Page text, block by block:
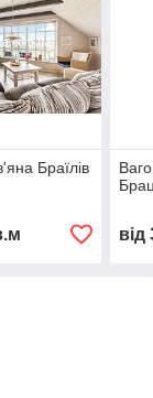
Браїлів
від